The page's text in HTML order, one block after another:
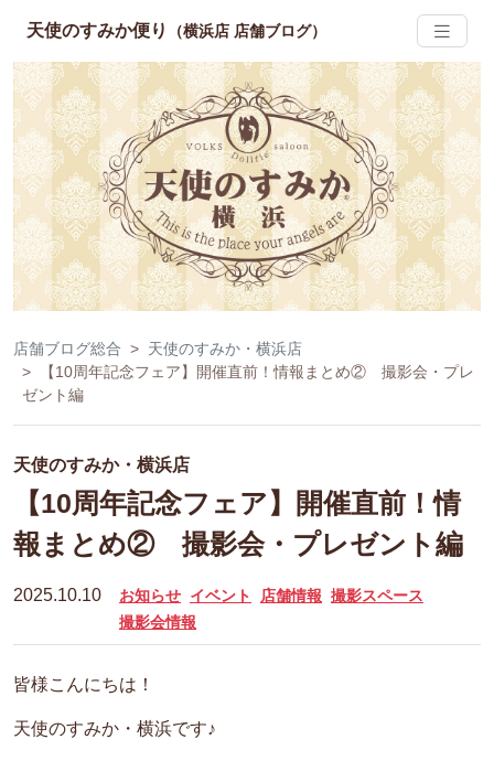
天使のすみか便り （横浜店 店舗ブログ）
店舗ブログ総合
天使のすみか・横浜店
【10周年記念フェア】開催直前！情報まとめ② 撮影会・プレ
ゼント編
天使のすみか・横浜店
【10周年記念フェア】開催直前！情
報まとめ② 撮影会・プレゼント編
2025.10.10 お知らせ イベント 店舗情報 撮影スペース
撮影会情報
皆様こんにちは！
天使のすみか・横浜です♪